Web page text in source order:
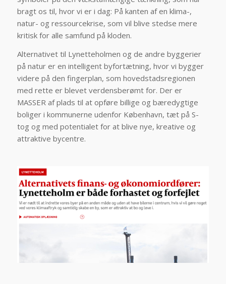
bragt os til, hvor vi er i dag: På kanten af en klima-,
natur- og ressourcekrise, som vil blive stedse mere
kritisk for alle samfund på kloden.
Alternativet til Lynetteholmen og de andre byggerier
på natur er en intelligent byfortætning, hvor vi bygger
videre på den fingerplan, som hovedstadsregionen
med rette er blevet verdensberømt for. Der er
MASSER af plads til at opføre billige og bæredygtige
boliger i kommunerne udenfor København, tæt på S-
tog og med potentialet for at blive nye, kreative og
attraktive bycentre.